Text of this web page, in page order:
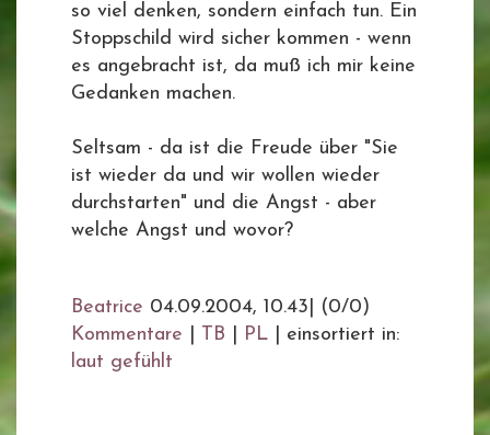
so viel denken, sondern einfach tun. Ein
Stoppschild wird sicher kommen - wenn
es angebracht ist, da muß ich mir keine
Gedanken machen.
Seltsam - da ist die Freude über "Sie
ist wieder da und wir wollen wieder
durchstarten" und die Angst - aber
welche Angst und wovor?
Beatrice 04.09.2004, 10.43
(0/0)
Kommentare
TB PL
einsortiert in:
laut gefühlt